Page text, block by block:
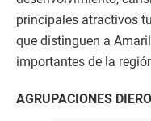
principales atractivos
que distinguen a
importantes de la
AGRUPACIONES